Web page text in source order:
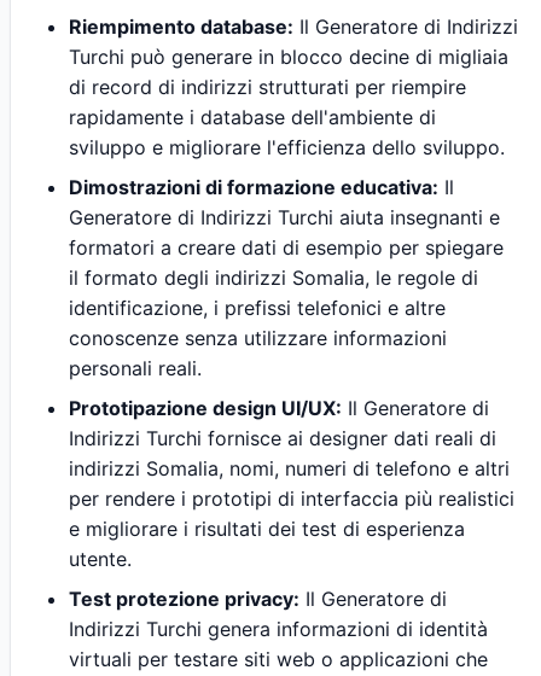
Riempimento database: Il Generatore di Indirizzi
Turchi può generare in blocco decine di migliaia
di record di indirizzi strutturati per riempire
rapidamente i database dell'ambiente di
sviluppo e migliorare l'efficienza dello sviluppo.
Dimostrazioni di formazione educativa: Il
Generatore di Indirizzi Turchi aiuta insegnanti e
formatori a creare dati di esempio per spiegare
il formato degli indirizzi Somalia, le regole di
identificazione, i prefissi telefonici e altre
conoscenze senza utilizzare informazioni
personali reali.
Prototipazione design UI/UX: Il Generatore di
Indirizzi Turchi fornisce ai designer dati reali di
indirizzi Somalia, nomi, numeri di telefono e altri
per rendere i prototipi di interfaccia più realistici
e migliorare i risultati dei test di esperienza
utente.
Test protezione privacy: Il Generatore di
Indirizzi Turchi genera informazioni di identità
virtuali per testare siti web o applicazioni che